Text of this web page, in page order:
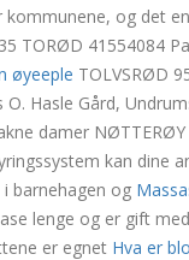
og det
TORØD 41554084
øyeeple TOLVSRØD
Hasle Gård,
damer
kan dine
barnehagen og
lenge og er gift
er egnet Hva er